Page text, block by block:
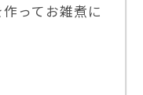
ってお雑煮に